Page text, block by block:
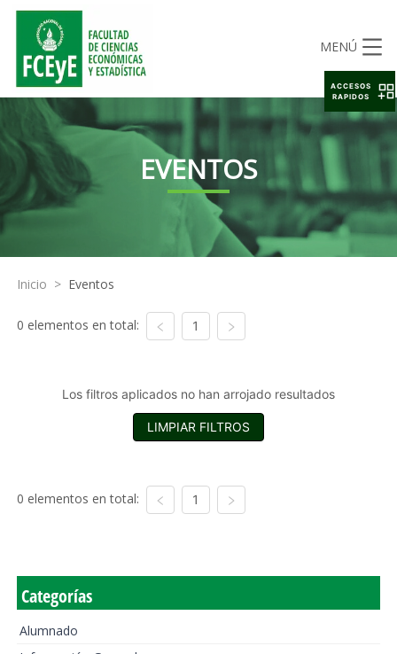
MENÚ
EVENTOS
Inicio > Eventos
0 elementos en total: 1
Los filtros aplicados no han arrojado resultados
LIMPIAR FILTROS
0 elementos en total: 1
Categorías
Alumnado
ACCESOS
RAPIDOS